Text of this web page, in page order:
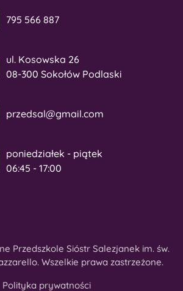
795 566 887
ul. Kosowska 26
08-300 Sokołów Podlaski
przedsal@gmail.com
poniedziałek - piątek
06:45 - 17:00
Przedszkole Sióstr Salezjanek im. św.
Wszelkie prawa zastrzeżone.
Polityka prywatności